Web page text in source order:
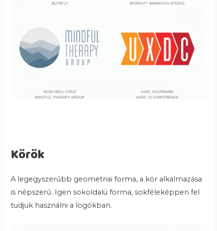
Körök
A legegyszerűbb geometriai forma, a kör alkalmazása
is népszerű. Igen sokoldalú forma, sokféleképpen fel
tudjuk használni a logókban.